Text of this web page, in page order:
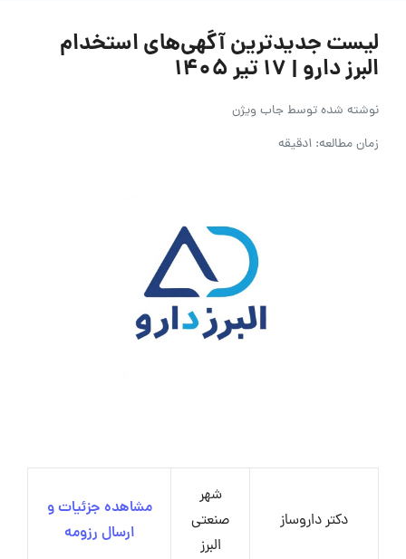
لیست جدیدترین آگهی‌های استخدام
البرز دارو | ۱۷ تیر ۱۴۰۵
نوشته شده توسطجاب ویژن
زمان مطالعه: 1دقیقه
دکتر داروساز
شهر
صنعتی
البرز
مشاهده جزئیات و
ارسال رزومه